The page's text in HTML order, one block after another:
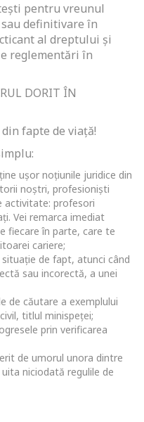
pentru vreunul
definitivare în
al dreptului și
reglementări în
DORIT ÎN
fapte de viață!
ușor noțiunile juridice din
noștri, profesioniști
activitate: profesori
Vei remarca imediat
fiecare în parte, care te
cariere;
de fapt, atunci când
sau incorectă, a unei
de căutare a exemplului
titlul minispeței;
prin verificarea
de umorul unora dintre
niciodată regulile de